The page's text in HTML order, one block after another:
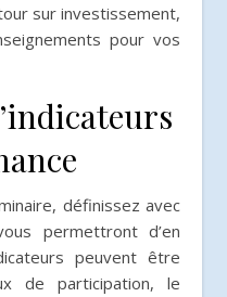
sur investissement,
pour vos
définissez avec
permettront d’en
peuvent être
de participation, le